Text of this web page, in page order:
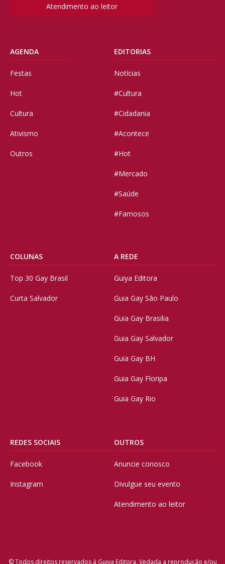
Atendimento ao leitor
AGENDA
Festas
Hot
Cultura
Ativismo
Outros
EDITORIAS
Notícias
#Cultura
#Cidadania
#Acontece
#Hot
#Mercado
#Saúde
#Famosos
COLUNAS
Top 30 Gay Brasil
Curta Salvador
A REDE
Guiya Editora
Guia Gay São Paulo
Guia Gay Brasilia
Guia Gay Salvador
Guia Gay BH
Guia Gay Floripa
Guia Gay Rio
REDES SOCIAIS
Facebook
Instagram
OUTROS
Anuncie conosco
Divulgue seu evento
Atendimento ao leitor
© Todos direitos reservados à Guiya Editora. Vedada a reprodução e/ou